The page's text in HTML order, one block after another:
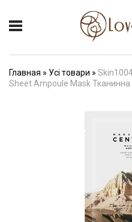
Главная » Усі товари »
Sheet Ampoule Mask